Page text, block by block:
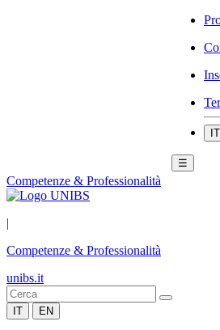
IT
☰
Competenze & Professionalità
|
Competenze & Professionalità
unibs.it
IT EN